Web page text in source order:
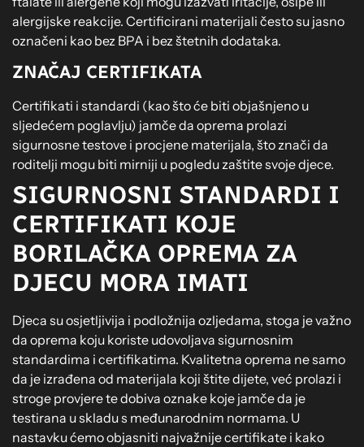
alergijske reakcije. Certificirani materijali često su jasno
označeni kao bez BPA i bez štetnih dodataka.
ZNAČAJ CERTIFIKATA
Certifikati i standardi (kao što će biti objašnjeno u
sljedećem poglavlju) jamče da oprema prolazi
sigurnosne testove i procjene materijala, što znači da
roditelji mogu biti mirniji u pogledu zaštite svoje djece.
SIGURNOSNI STANDARDI I
CERTIFIKATI KOJE
BORILAČKA OPREMA ZA
DJECU MORA IMATI
Djeca su osjetljivija i podložnija ozljedama, stoga je važno
da oprema koju koriste udovoljava sigurnosnim
standardima i certifikatima. Kvalitetna oprema ne samo
da je izrađena od materijala koji štite dijete, već prolazi i
stroge provjere te dobiva oznake koje jamče da je
testirana u skladu s međunarodnim normama. U
nastavku ćemo objasniti najvažnije certifikate i kako